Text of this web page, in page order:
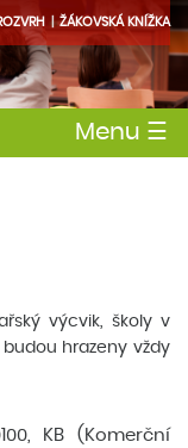
ŽÁKOVSKÁ KNÍŽKA
Menu ☰
výcvik, školy v
budou hrazeny vždy
KB (Komerční